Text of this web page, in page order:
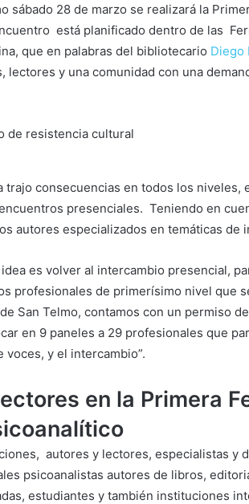
sábado 28 de marzo se realizará la
está planificado dentro de las
que en palabras del bibliotecario Diego
y una comunidad con una
trajo consecuencias en todos los niveles,
presenciales. Teniendo en
autores especializados en temáticas de
es volver al intercambio presencial,
profesionales de primerísimo nivel que
San Telmo, contamos con un permiso
en 9 paneles a 29 profesionales que
y el intercambio”.
en la Primera
autores y lectores, especialistas y
psicoanalistas autores de libros,
estudiantes y también instituciones